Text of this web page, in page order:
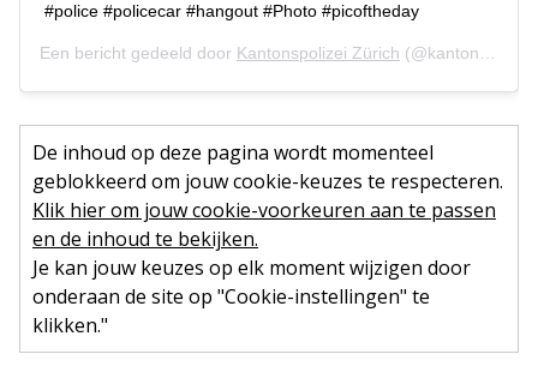
#police #policecar #hangout #Photo #picoftheday
Een bericht gedeeld door Kantonspolizei Zürich (@kantonspolizei_zuerich) op
De inhoud op deze pagina wordt momenteel
geblokkeerd om jouw cookie-keuzes te respecteren.
Klik hier om jouw cookie-voorkeuren aan te passen
en de inhoud te bekijken.
Je kan jouw keuzes op elk moment wijzigen door
onderaan de site op "Cookie-instellingen" te
klikken."